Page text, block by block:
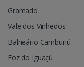
Gramado
Vale dos Vinhedos
Balneário Camburiú
Foz do Iguaçú